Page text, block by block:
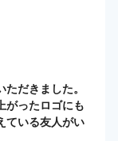
だきました。
がったロゴにも
ている友人がい